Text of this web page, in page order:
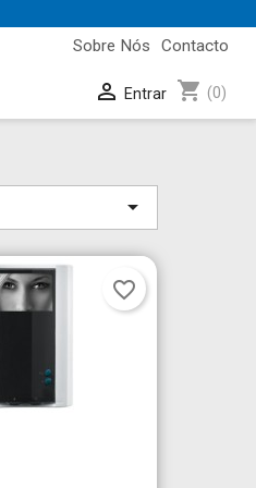
Contacto
Sobre Nós
shopping_cart (0)
 Entrar

favorite_border